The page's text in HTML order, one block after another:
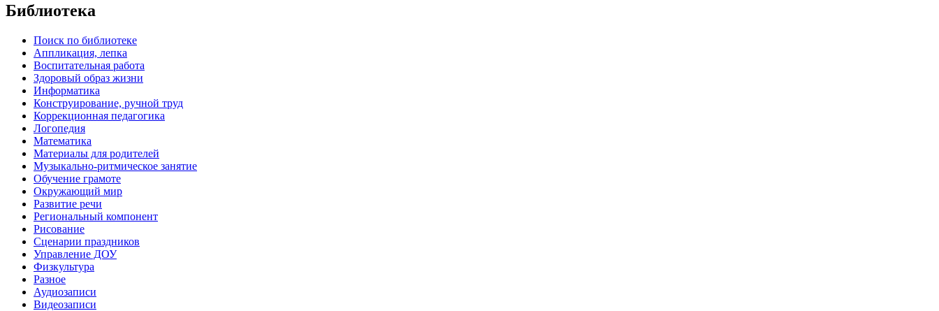
Библиотека
Поиск по библиотеке
Аппликация, лепка
Воспитательная работа
Здоровый образ жизни
Информатика
Конструирование, ручной труд
Коррекционная педагогика
Логопедия
Математика
Материалы для родителей
Музыкально-ритмическое занятие
Обучение грамоте
Окружающий мир
Развитие речи
Региональный компонент
Рисование
Сценарии праздников
Управление ДОУ
Физкультура
Разное
Аудиозаписи
Видеозаписи